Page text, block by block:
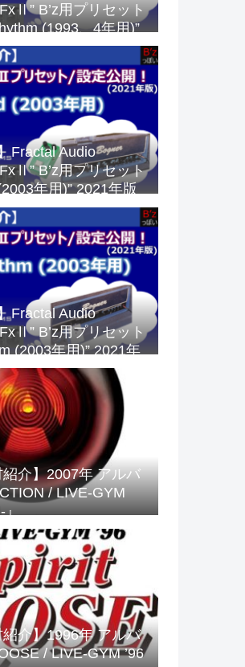
B’z用プリセット
(1993、4年用)”
Fractal Audio
B’z用プリセット
年用)” 2021年版
Fractal Audio
B’z用プリセット
(2003年用)” 2021年
紹介】2007年 アルバ
/ LIVE-GYM
』
紹介】1996年 アルバ
/ LIVE-GYM ’96